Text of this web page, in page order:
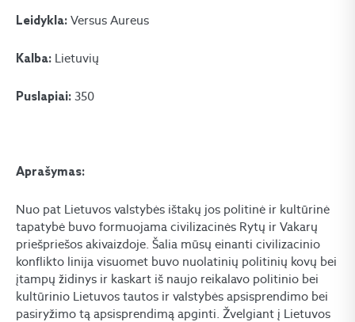
Leidykla: Versus Aureus
Kalba: Lietuvių
Puslapiai: 350
Aprašymas:
Nuo pat Lietuvos valstybės ištakų jos politinė ir kultūrinė
tapatybė buvo formuojama civilizacinės Rytų ir Vakarų
priešpriešos akivaizdoje. Šalia mūsų einanti civilizacinio
konflikto linija visuomet buvo nuolatinių politinių kovų bei
įtampų židinys ir kaskart iš naujo reikalavo politinio bei
kultūrinio Lietuvos tautos ir valstybės apsisprendimo bei
pasiryžimo tą apsisprendimą apginti. Žvelgiant į Lietuvos